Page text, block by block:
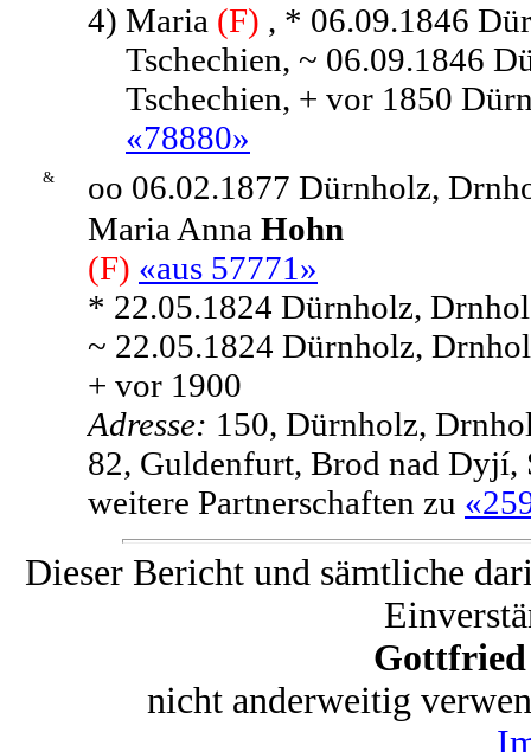
4) Maria (F) , * 06.09.1846
Tschechien, ~ 06.09.1846
Tschechien, + vor 1850
«78880»
&
oo 06.02.1877 Dürnholz,
Maria Anna Hohn
(F) «aus 57771»
* 22.05.1824 Dürnholz,
~ 22.05.1824 Dürnholz,
+ vor 1900
Adresse: 150, Dürnholz,
82, Guldenfurt, Brod nad Dyjí,
weitere Partnerschaften zu
Dieser Bericht und sämtliche
Gottfried
nicht anderweitig